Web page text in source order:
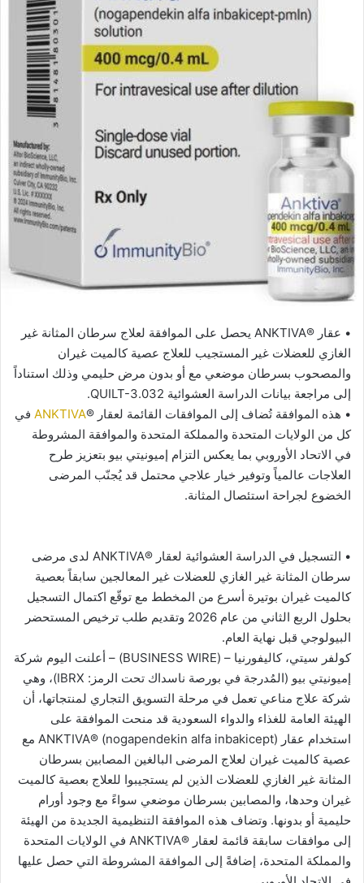
• عقار ®️ANKTIVA يحصل على الموافقة لعلاج سرطان المثانة غير
الغازي للعضلات غير المستجيب للعلاج عصية كالميت غيران
والمصحوب بسرطان موضعي مع أو بدون مرض حليمي وذلك استناداً
إلى مراجعة بيانات الدراسة العشوائية QUILT-3.032.
• هذه الموافقة تُضاف إلى الموافقات القائمة لعقار ®️ANKTIVA في
كل من الولايات المتحدة والمملكة المتحدة والموافقة المشروطة
في الاتحاد الأوروبي بما يعكس التزام إميونيتي بيو بتعزيز طرح
العلاجات عالمياً وتوفير خيار علاجي محتمل قد يُجنّب المرضى
الخضوع لجراحة استئصال المثانة.
• التسجيل في الدراسة العشوائية لعقار ®️ANKTIVA لدى مرضى
سرطان المثانة غير الغازي للعضلات غير المعالجين سابقاً بعصية
كالميت غيران بوتيرة أسرع من المخطط مع توقّع اكتمال التسجيل
بحلول الربع الثاني من عام 2026 وتقديم طلب ترخيص المستحضر
البيولوجي قبل نهاية العام.
كولفر سيتي، كاليفورنيا – (BUSINESS WIRE) – أعلنت اليوم شركة
إميونيتي بيو (المُدرجة في بورصة ناسداك تحت الرمز: IBRX)، وهي
شركة علاج مناعي تعمل في مرحلة التسويق التجاري لمنتجاتها، أن
الهيئة العامة للغذاء والدواء السعودية قد منحت الموافقة على
استخدام عقار ANKTIVA®️ (nogapendekin alfa inbakicept) مع
عصية كالميت غيران لعلاج المرضى البالغين المصابين بسرطان
المثانة غير الغازي للعضلات الذين لم يستجيبوا للعلاج بعصية كالميت
غيران وحدها، والمصابين بسرطان موضعي سواءً مع وجود أورام
حليمية أو بدونها. وتضاف هذه الموافقة التنظيمية الجديدة من الهيئة
إلى موافقات سابقة قائمة لعقار ®️ANKTIVA في الولايات المتحدة
والمملكة المتحدة، إضافةً إلى الموافقة المشروطة التي حصل عليها